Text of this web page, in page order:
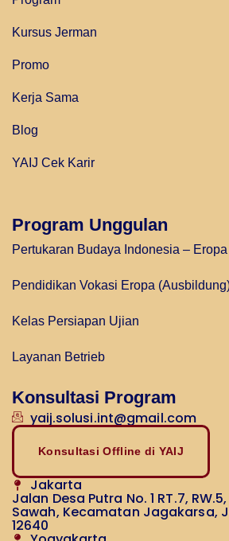
Kursus Jerman
Promo
Kerja Sama
Blog
YAIJ Cek Karir
Program Unggulan
Pertukaran Budaya Indonesia –
Pendidikan Vokasi Eropa
Kelas Persiapan Ujian
Layanan Betrieb
Konsultasi Program
yaij.solusi.int@gmail.com
Konsultasi Offline di YAIJ
Jakarta
Jalan Desa Putra No. 1 RT.7,
Sawah, Kecamatan Jagakarsa,
12640